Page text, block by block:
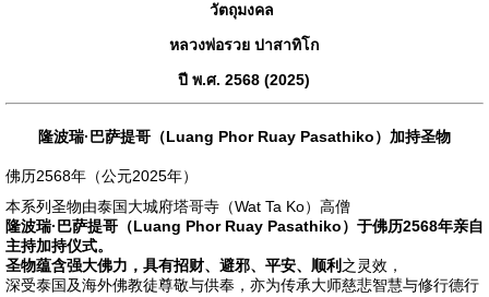
วัตถุมงคล
หลวงพ่อรวย ปาสาทิโก
ปี พ.ศ. 2568 (2025)
隆波瑞·巴萨提哥（Luang Phor Ruay Pasathiko）加持圣物
佛历2568年（公元2025年）
本系列圣物由泰国大城府塔哥寺（Wat Ta Ko）高僧
隆波瑞·巴萨提哥（Luang Phor Ruay Pasathiko） 于佛历2568年亲自
主持加持仪式。
圣物蕴含强大佛力，具有招财、避邪、平安、顺利 之灵效，
深受泰国及海外佛教徒尊敬与供奉，亦为传承大师慈悲智慧与修行德行